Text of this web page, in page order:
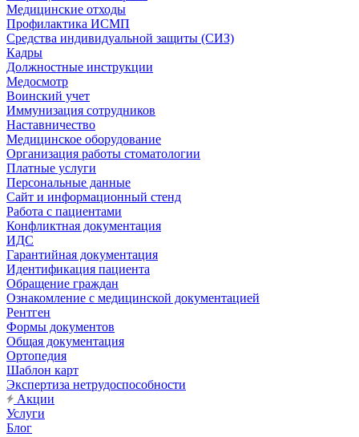
Медицинские отходы
Профилактика ИСМП
Средства индивидуальной защиты (СИЗ)
Кадры
Должностные инструкции
Медосмотр
Воинский учет
Иммунизация сотрудников
Наставничество
Медицинское оборудование
Организация работы стоматологии
Платные услуги
Персональные данные
Сайт и информационный стенд
Работа с пациентами
Конфликтная документация
ИДС
Гарантийная документация
Идентификация пациента
Обращение граждан
Ознакомление с медицинской документацией
Рентген
Формы документов
Общая документация
Ортопедия
Шаблон карт
Экспертиза нетрудоспособности
Акции
Услуги
Блог